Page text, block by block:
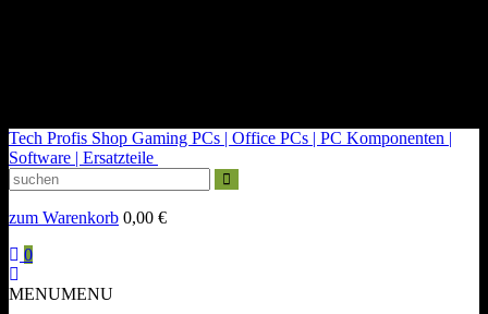
Tech Profis Shop Gaming PCs | Office PCs | PC Komponenten |
Software | Ersatzteile
zum Warenkorb 0,00 €
0
MENUMENU